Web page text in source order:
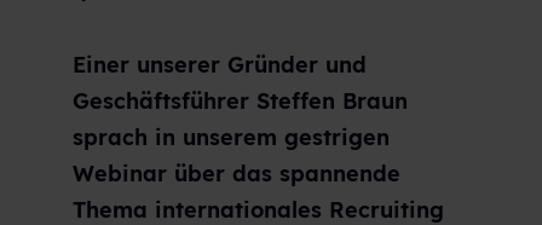
Einer unserer Gründer und
Geschäftsführer Steffen Braun
sprach in unserem gestrigen
Webinar über das spannende
Thema internationales Recruiting